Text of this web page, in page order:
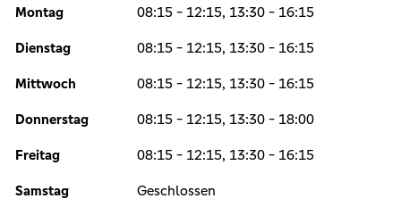
Montag 08:15 - 12:15, 13:30 - 16:15
Dienstag 08:15 - 12:15, 13:30 - 16:15
Mittwoch 08:15 - 12:15, 13:30 - 16:15
Donnerstag 08:15 - 12:15, 13:30 - 18:00
Freitag 08:15 - 12:15, 13:30 - 16:15
Samstag Geschlossen